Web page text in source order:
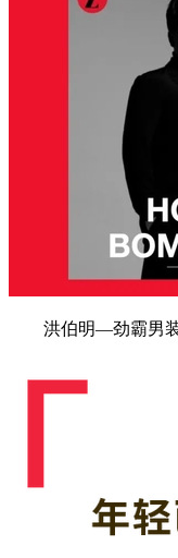
洪伯明—劲霸男装